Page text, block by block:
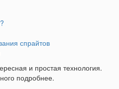
спрайтов
и простая технология.
подробнее.